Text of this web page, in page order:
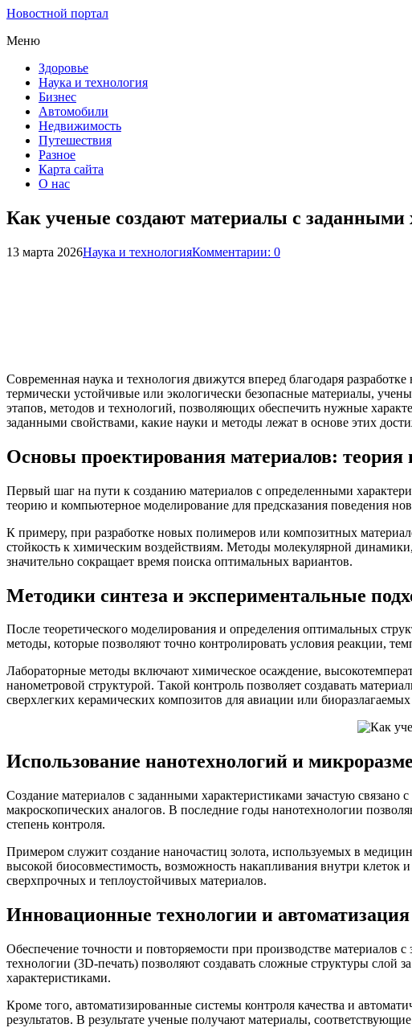
Новостной портал
Меню
Здоровье
Наука и технология
Бизнес
Автомобили
Недвижимость
Путешествия
Разное
Карта сайта
О нас
Как ученые создают материалы с заданными
13 марта 2026Наука и технологияКомментарии: 0
Современная наука и технология движутся вперед благодаря
термически устойчивые или экологически безопасные материалы,
этапов, методов и технологий, позволяющих обеспечить нужные
заданными свойствами, какие науки и методы лежат в основе этих
Основы проектирования материалов: теория
Первый шаг на пути к созданию материалов с определенными
теорию и компьютерное моделирование для предсказания поведения
К примеру, при разработке новых полимеров или композитных
стойкость к химическим воздействиям. Методы молекулярной
значительно сокращает время поиска оптимальных вариантов.
Методики синтеза и экспериментальные
После теоретического моделирования и определения оптимальных
методы, которые позволяют точно контролировать условия реакции,
Лабораторные методы включают химическое осаждение,
нанометровой структурой. Такой контроль позволяет создавать
сверхлегких керамических композитов для авиации или
Использование нанотехнологий и
Создание материалов с заданными характеристиками зачастую
макроскопических аналогов. В последние годы нанотехнологии
степень контроля.
Примером служит создание наночастиц золота, используемых в
высокой биосовместимость, возможность накапливания внутри
сверхпрочных и теплоустойчивых материалов.
Инновационные технологии и автоматизация
Обеспечение точности и повторяемости при производстве материалов
технологии (3D-печать) позволяют создавать сложные структуры
характеристиками.
Кроме того, автоматизированные системы контроля качества и
результатов. В результате ученые получают материалы,